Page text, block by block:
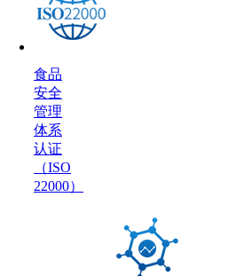
食品
安全
管理
体系
认证
（ISO
22000）